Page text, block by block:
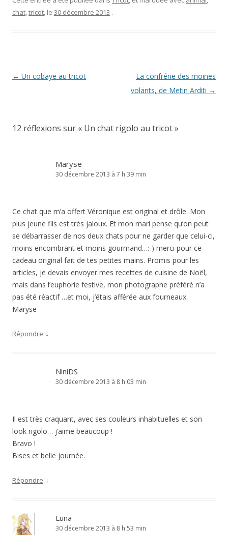
chat,tricot, le 30 décembre 2013 .
Navigation
← Un cobaye au tricot
La confrérie des moines
volants, de Metin Arditi →
12 réflexions sur « Un chat rigolo au tricot»
Maryse
30 décembre 2013 à 7 h 39 min
Ce chat que m’a offert Véronique est original et drôle. Mon
plus jeune fils est très jaloux. Et mon mari pense qu’on peut
se débarrasser de nos deux chats pour ne garder que celui-ci,
moins encombrant et moins gourmand…:-) merci pour ce
cadeau original fait de tes petites mains. Promis pour les
articles, je devais envoyer mes recettes de cuisine de Noël,
mais dans l’euphorie festive, mon photographe préféré n’a
pas été réactif …et moi, j’étais afférée aux fourneaux.
Maryse
Répondre ↓
NiniDS
30 décembre 2013 à 8 h 03 min
Il est très craquant, avec ses couleurs inhabituelles et son
look rigolo… j’aime beaucoup !
Bravo !
Bises et belle journée.
Répondre ↓
Luna
30 décembre 2013 à 8 h 53 min